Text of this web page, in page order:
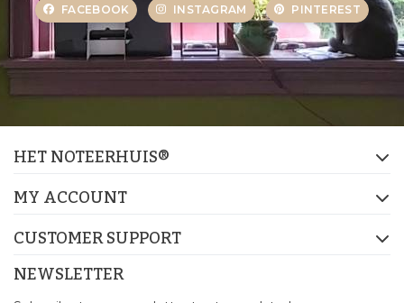
FACEBOOK INSTAGRAM PINTEREST
HET NOTEERHUIS®
MY ACCOUNT
CUSTOMER SUPPORT
NEWSLETTER